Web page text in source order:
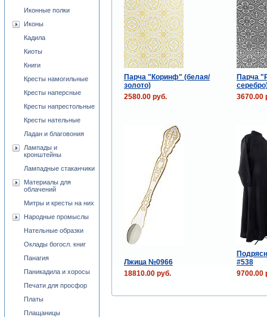
Парча "Коринф" (белая/
золото)
Парча
2580.00 руб.
3670.00
Лжица №0966
#538
18810.00 руб.
9700.00
Иконные полки
Иконы
Кадила
Киоты
Книги
Кресты намогильные
Кресты наперсные
Кресты напрестольные
Кресты нательные
Ладан и благовония
Лампады и
кронштейны
Лампадные стаканчики
Материалы для
облачений
Митры и кресты на них
Народные промыслы
Нательные образки
Оклады богосл. книг
Панагия
Паникадила и хоросы
Печати для просфор
Платы
Плащаницы